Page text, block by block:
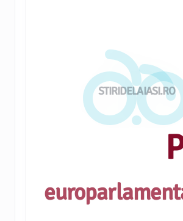
STIRIDELAIASI.RO